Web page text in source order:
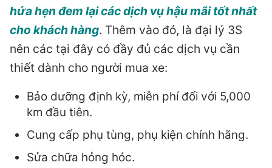
hứa hẹn đem lại các dịch vụ hậu mãi tốt nhất
cho khách hàng. Thêm vào đó, là đại lý 3S
nên các tại đây có đầy đủ các dịch vụ cần
thiết dành cho người mua xe:
Bảo dưỡng định kỳ, miễn phí đối với 5,000
km đầu tiên.
Cung cấp phụ tùng, phụ kiện chính hãng.
Sửa chữa hỏng hóc.